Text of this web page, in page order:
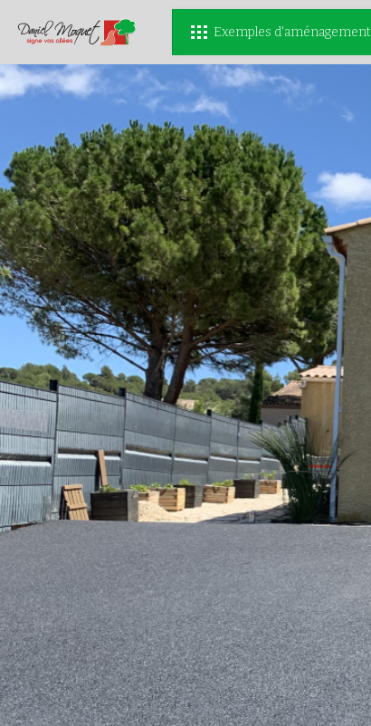
Exemples d'aménagement